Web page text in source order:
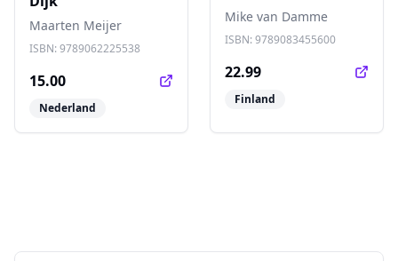
Maarten Meijer
ISBN:9789062225538
15.00
Nederland
Mike van Damme
ISBN:9789083455600
22.99
Finland